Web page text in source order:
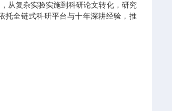
从复杂实验实施到科研论文转化，研究
托全链式科研平台与十年深耕经验，推